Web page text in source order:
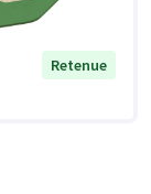
Retenue